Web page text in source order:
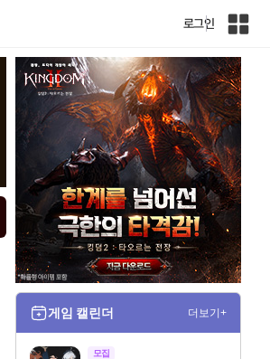
로그인
인
전
체
사
이
트
맵
게임 캘린더 더보기+
모집